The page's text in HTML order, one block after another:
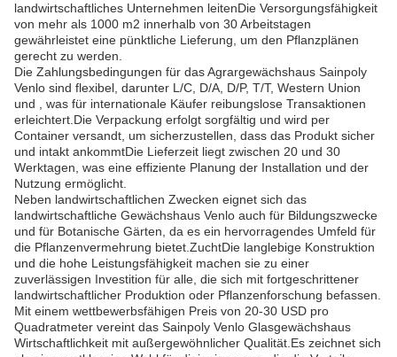
landwirtschaftliches Unternehmen leitenDie Versorgungsfähigkeit
von mehr als 1000 m2 innerhalb von 30 Arbeitstagen
gewährleistet eine pünktliche Lieferung, um den Pflanzplänen
gerecht zu werden.
Die Zahlungsbedingungen für das Agrargewächshaus Sainpoly
Venlo sind flexibel, darunter L/C, D/A, D/P, T/T, Western Union
und , was für internationale Käufer reibungslose Transaktionen
erleichtert.Die Verpackung erfolgt sorgfältig und wird per
Container versandt, um sicherzustellen, dass das Produkt sicher
und intakt ankommtDie Lieferzeit liegt zwischen 20 und 30
Werktagen, was eine effiziente Planung der Installation und der
Nutzung ermöglicht.
Neben landwirtschaftlichen Zwecken eignet sich das
landwirtschaftliche Gewächshaus Venlo auch für Bildungszwecke
und für Botanische Gärten, da es ein hervorragendes Umfeld für
die Pflanzenvermehrung bietet.ZuchtDie langlebige Konstruktion
und die hohe Leistungsfähigkeit machen sie zu einer
zuverlässigen Investition für alle, die sich mit fortgeschrittener
landwirtschaftlicher Produktion oder Pflanzenforschung befassen.
Mit einem wettbewerbsfähigen Preis von 20-30 USD pro
Quadratmeter vereint das Sainpoly Venlo Glasgewächshaus
Wirtschaftlichkeit mit außergewöhnlicher Qualität.Es zeichnet sich